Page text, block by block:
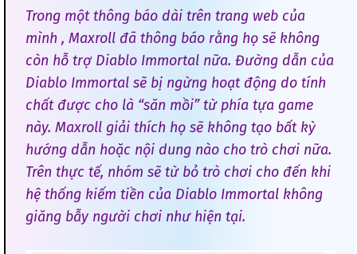
Trong một thông báo dài trên trang web của
mình , Maxroll đã thông báo rằng họ sẽ không
còn hỗ trợ Diablo Immortal nữa. Đường dẫn của
Diablo Immortal sẽ bị ngừng hoạt động do tính
chất được cho là “săn mồi” từ phía tựa game
này. Maxroll giải thích họ sẽ không tạo bất kỳ
hướng dẫn hoặc nội dung nào cho trò chơi nữa.
Trên thực tế, nhóm sẽ từ bỏ trò chơi cho đến khi
hệ thống kiếm tiền của Diablo Immortal không
giăng bẫy người chơi như hiện tại.